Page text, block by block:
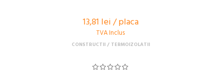
13,81 lei / placa
TVA Inclus
CONSTRUCTII TERMOIZOLATII